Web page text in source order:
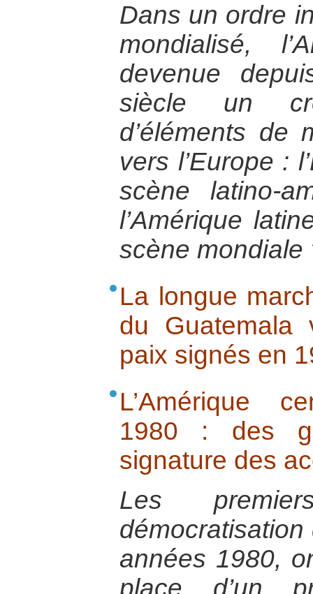
Dans un ordre
mondialisé,
devenue
siècle un
d’éléments de
vers l’Europe :
scène latino-
l’Amérique
scène mondiale
La longue
du Guatemala
paix signés en
L’Amérique
1980 : des
signature des
Les
années 1980,
place d’un